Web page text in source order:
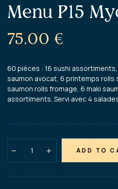
Menu P15
75.00 €
60 pièces : 16 sushi
saumon avocat, 6 printemps rolls
saumon rolls fromage, 6 maki
assortiments. Servi avec 4
ADD TO